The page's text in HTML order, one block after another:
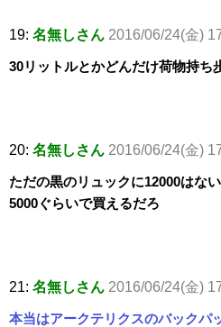
19: 名無しさん 2016/06/24(金)
30リットルとかどんだけ荷物持ち
20: 名無しさん 2016/06/24(金)
ただの黒のリュックに12000はな
5000ぐらいで買えるだろ
21: 名無しさん 2016/06/24(金)
本当はアークテリクスのバックパ